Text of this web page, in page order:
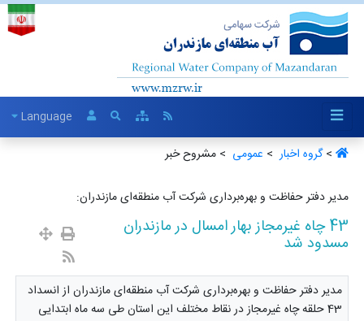
Language
>گروه اخبار ‏ > عمومی ‏ > مشروح خبر
مدیر دفتر حفاظت و بهره‌برداری شرکت آب منطقه‌ای مازندران:
43 چاه غیرمجاز بهار امسال در مازندران
مسدود شد
مدیر دفتر حفاظت و بهره‌برداری شرکت آب منطقه‌ای مازندران از انسداد
43 حلقه چاه غیرمجاز در نقاط مختلف این استان طی سه ماه ابتدایی